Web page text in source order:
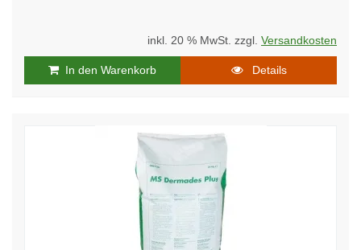
inkl. 20 % MwSt. zzgl. Versandkosten
In den Warenkorb Details